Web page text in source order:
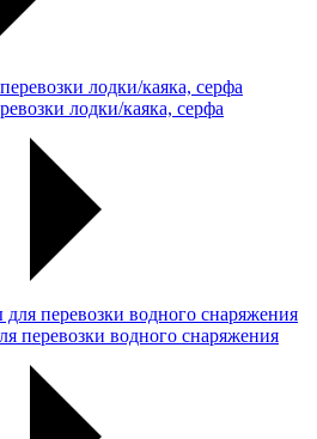
лодки/каяка, серфа
перевозки водного снаряжения